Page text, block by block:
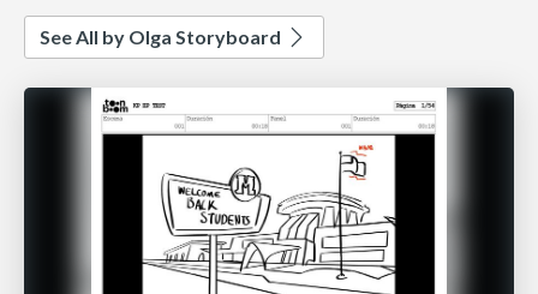
See All by Olga Storyboard